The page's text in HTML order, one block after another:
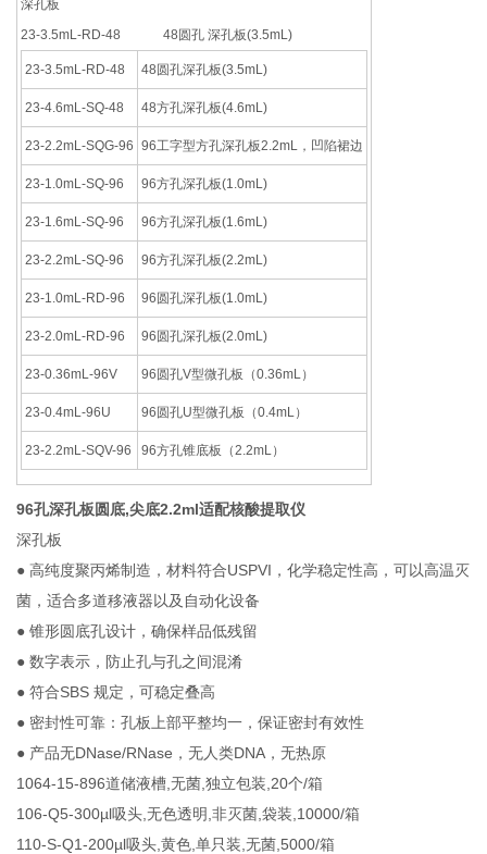
深孔板
23-3.5mL-RD-48 48圆孔 深孔板(3.5mL)
23-3.5mL-RD-48 48圆孔深孔板(3.5mL)
23-4.6mL-SQ-48 48方孔深孔板(4.6mL)
23-2.2mL-SQG-96 96工字型方孔深孔板2.2mL，凹陷裙边
23-1.0mL-SQ-96 96方孔深孔板(1.0mL)
23-1.6mL-SQ-96 96方孔深孔板(1.6mL)
23-2.2mL-SQ-96 96方孔深孔板(2.2mL)
23-1.0mL-RD-96 96圆孔深孔板(1.0mL)
23-2.0mL-RD-96 96圆孔深孔板(2.0mL)
23-0.36mL-96V 96圆孔V型微孔板（0.36mL）
23-0.4mL-96U 96圆孔U型微孔板（0.4mL）
23-2.2mL-SQV-96 96方孔锥底板（2.2mL）
96孔深孔板圆底,尖底2.2ml适配核酸提取仪
深孔板
● 高纯度聚丙烯制造，材料符合USPVI，化学稳定性高，可以高温灭
菌，适合多道移液器以及自动化设备
● 锥形圆底孔设计，确保样品低残留
● 数字表示，防止孔与孔之间混淆
● 符合SBS 规定，可稳定叠高
● 密封性可靠：孔板上部平整均一，保证密封有效性
● 产品无DNase/RNase，无人类DNA，无热原
1064-15-896道储液槽,无菌,独立包装,20个/箱
106-Q5-300µl吸头,无色透明,非灭菌,袋装,10000/箱
110-S-Q1-200µl吸头,黄色,单只装,无菌,5000/箱